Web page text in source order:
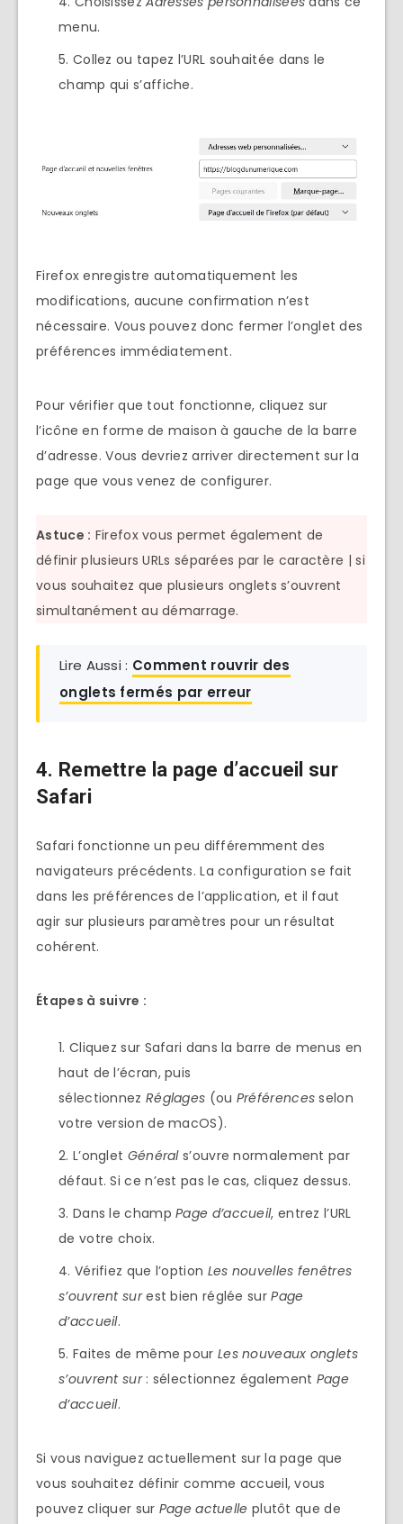
menu.
Collez ou tapez l’URL souhaitée dans le
champ qui s’affiche.
Firefox enregistre automatiquement les
modifications, aucune confirmation n’est
nécessaire. Vous pouvez donc fermer l’onglet des
préférences immédiatement.
Pour vérifier que tout fonctionne, cliquez sur
l’icône en forme de maison à gauche de la barre
d’adresse. Vous devriez arriver directement sur la
page que vous venez de configurer.
Astuce : Firefox vous permet également de
définir plusieurs URLs séparées par le caractère | si
vous souhaitez que plusieurs onglets s’ouvrent
simultanément au démarrage.
Lire Aussi : Comment rouvrir des
onglets fermés par erreur
4. Remettre la page d’accueil sur
Safari
Safari fonctionne un peu différemment des
navigateurs précédents. La configuration se fait
dans les préférences de l’application, et il faut
agir sur plusieurs paramètres pour un résultat
cohérent.
Étapes à suivre :
Cliquez sur Safari dans la barre de menus en
haut de l’écran, puis
sélectionnez Réglages (ou Préférences selon
votre version de macOS).
L’onglet Générals’ouvre normalement par
défaut. Si ce n’est pas le cas, cliquez dessus.
Dans le champPage d’accueil, entrez l’URL
de votre choix.
Vérifiez que l’option Les nouvelles fenêtres
s’ouvrent surest bien réglée surPage
d’accueil.
Faites de même pour Les nouveaux onglets
s’ouvrent sur: sélectionnez également Page
d’accueil.
Si vous naviguez actuellement sur la page que
vous souhaitez définir comme accueil, vous
pouvez cliquer sur Page actuelle plutôt que de